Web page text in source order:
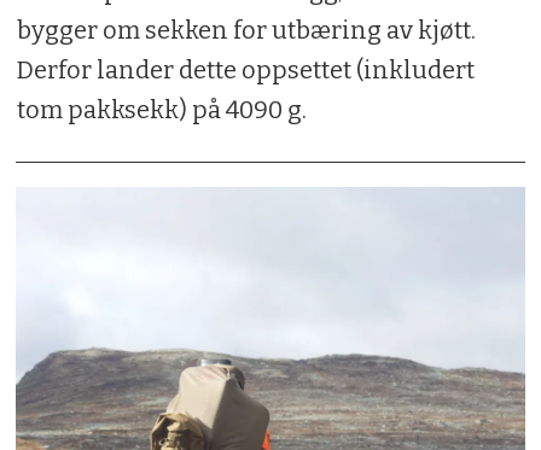
bygger om sekken for utbæring av kjøtt.
Derfor lander dette oppsettet (inkludert
tom pakksekk) på 4090 g.